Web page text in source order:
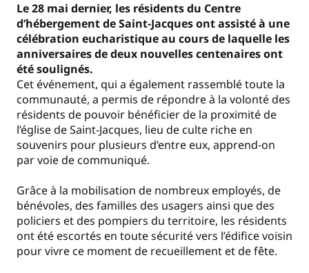
Le 28 mai dernier, les résidents du Centre
d’hébergement de Saint-Jacques ont assisté à une
célébration eucharistique au cours de laquelle les
anniversaires de deux nouvelles centenaires ont
été soulignés.
Cet événement, qui a également rassemblé toute la
communauté, a permis de répondre à la volonté des
résidents de pouvoir bénéficier de la proximité de
l’église de Saint-Jacques, lieu de culte riche en
souvenirs pour plusieurs d’entre eux, apprend-on
par voie de communiqué.
Grâce à la mobilisation de nombreux employés, de
bénévoles, des familles des usagers ainsi que des
policiers et des pompiers du territoire, les résidents
ont été escortés en toute sécurité vers l’édifice voisin
pour vivre ce moment de recueillement et de fête.